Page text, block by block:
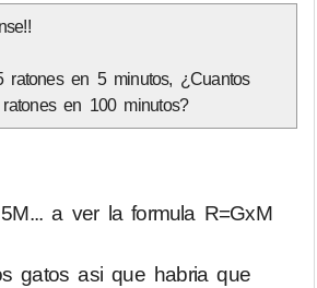
en 5 minutos, ¿Cuantos
en 100 minutos?
a ver la formula R=GxM
gatos asi que habria que